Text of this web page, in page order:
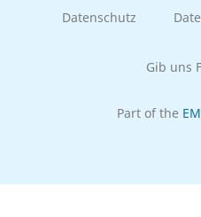
Datenschutz
Gib uns
Part of the